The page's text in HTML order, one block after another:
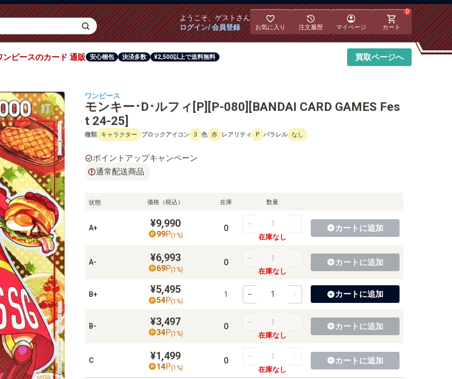
ようこそ、ゲストさん
ログイン/ 会員登録
お気に入り 注文履歴 マイページ
0
カート
ンピースのカード 通販 安心梱包 決済多数 ¥2,500以上で送料無料 買取ページへ
ワンピース
モンキー･D･ルフィ[P][P-080][BANDAI CARD GAMES Fes
t 24-25]
種類 キャラクター ブロックアイコン 3 色 赤 レアリティ P パラレル なし
ポイントアップキャンペーン
通常配送商品
状態 価格（税込） 在庫 数量
A+ ¥9,990
99P(1 %)
0
在庫なし
カートに追加
A- ¥6,993
69P(1 %)
0
在庫なし
カートに追加
B+ ¥5,495
54P(1 %)
1 カートに追加
B- ¥3,497
34P(1 %)
0
在庫なし
カートに追加
C ¥1,499
14P(1 %)
0
在庫なし
カートに追加